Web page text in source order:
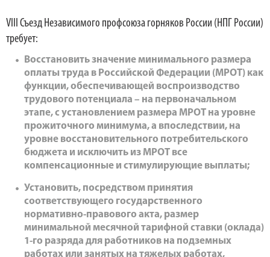
VIII Съезд Независимого профсоюза горняков России (НПГ России)
требует:
Восстановить значение минимального размера
оплаты труда в Российской Федерации (МРОТ) как
функции, обеспечивающей воспроизводство
трудового потенциала – на первоначальном
этапе, с установлением размера МРОТ на уровне
прожиточного минимума, а впоследствии, на
уровне восстановительного потребительского
бюджета и исключить из МРОТ все
компенсационные и стимулирующие выплаты;
Установить, посредством принятия
соответствующего государственного
нормативно-правового акта, размер
минимальной месячной тарифной ставки (оклада)
1-го разряда для работников на подземных
работах или занятых на тяжелых работах,